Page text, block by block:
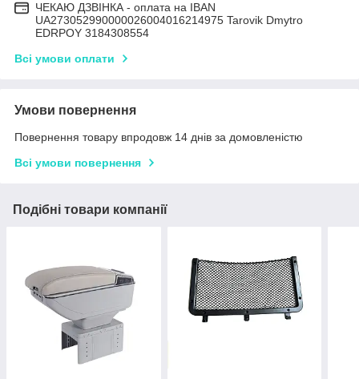
ЧЕКАЮ ДЗВІНКА - оплата на IBAN
UA273052990000026004016214975 Tarovik Dmytro
EDRPOY 3184308554
Всі умови оплати
Умови повернення
Повернення товару впродовж 14 днів за домовленістю
Всі умови повернення
Подібні товари компанії